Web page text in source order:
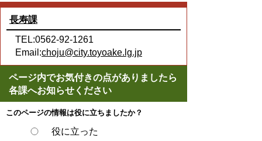
長寿課
TEL:0562-92-1261
Email:choju@city.toyoake.lg.jp
ページ内でお気付きの点がありましたら
各課へお知らせください
このページの情報は役に立ちましたか？
役に立った